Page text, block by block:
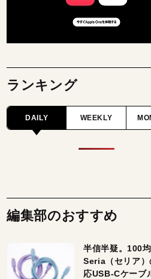
ランキング
DAILY WEEKLY
編集部のおすすめ
半信半疑。100均
Seria（セリア
応USB-Cケーブ